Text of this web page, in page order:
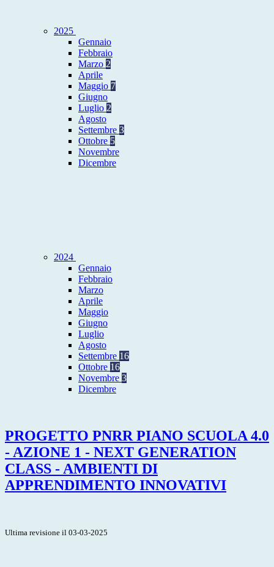
2025
Gennaio
Febbraio
Marzo 2
Aprile
Maggio 7
Giugno
Luglio 2
Agosto
Settembre 3
Ottobre 5
Novembre
Dicembre
2024
Gennaio
Febbraio
Marzo
Aprile
Maggio
Giugno
Luglio
Agosto
Settembre 16
Ottobre 16
Novembre 3
Dicembre
PROGETTO PNRR PIANO SCUOLA 4.0
- AZIONE 1 - NEXT GENERATION
CLASS - AMBIENTI DI
APPRENDIMENTO INNOVATIVI
Ultima revisione il 03-03-2025